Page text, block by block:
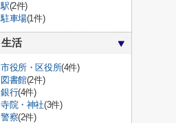
駅(2件)
駐車場(1件)
生活
市役所・区役所(4件)
図書館(2件)
銀行(4件)
寺院・神社(3件)
警察(2件)